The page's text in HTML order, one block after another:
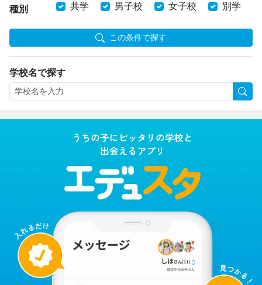
種別 共学 男子校 女子校 別学
この条件で探す
学校名で探す